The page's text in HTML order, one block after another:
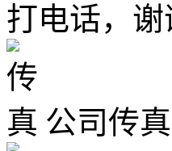
打电话，谢
公司传